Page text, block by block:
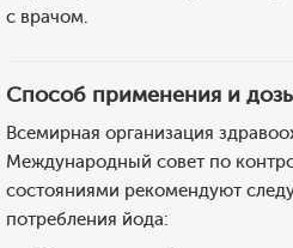
с врачом.
Способ применения и
Всемирная организация
Международный совет по
состояниями рекомендуют
потребления йода: